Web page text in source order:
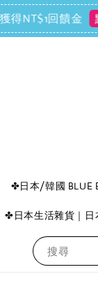
回饋金 點
搜尋
✤日本/韓國 BLUE
✤日本生活雜貨｜日